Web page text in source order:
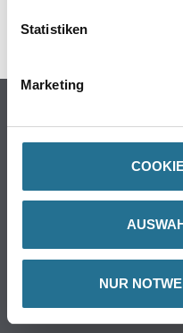
Statistiken
Marketing
NUR
SPEZIFIKATIONEN
Farbe
Trockenbau
Putze- und Spachtelmassen
Wand- & Deckenbeläge
Werkzeug & Maschinen